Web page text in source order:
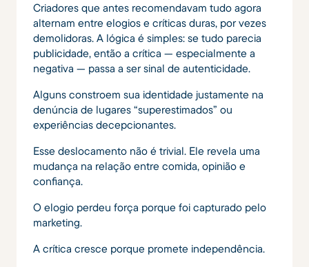
Criadores que antes recomendavam tudo agora
alternam entre elogios e críticas duras, por vezes
demolidoras. A lógica é simples: se tudo parecia
publicidade, então a crítica — especialmente a
negativa — passa a ser sinal de autenticidade.
Alguns constroem sua identidade justamente na
denúncia de lugares “superestimados” ou
experiências decepcionantes.
Esse deslocamento não é trivial. Ele revela uma
mudança na relação entre comida, opinião e
confiança.
O elogio perdeu força porque foi capturado pelo
marketing.
A crítica cresce porque promete independência.